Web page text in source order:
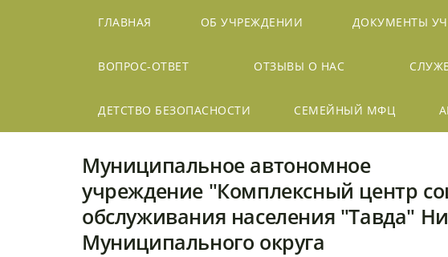
ГЛАВНАЯ ОБ УЧРЕЖДЕНИИ ДОКУМЕНТЫ
ВОПРОС-ОТВЕТ ОТЗЫВЫ О НАС
ДЕТСТВО БЕЗОПАСНОСТИ СЕМЕЙНЫЙ МФЦ
Муниципальное автономное
учреждение "Комплексный центр
обслуживания населения "Тавда"
Муниципального округа